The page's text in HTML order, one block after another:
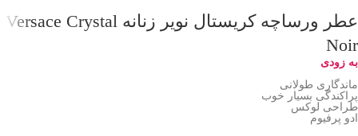
عطر ورساچه کریستال نویر زنانه Versace Crystal
Noir
به زودی
ماندگاری طولانی
پراکندگی بسیار خوب
طراحی لوکس
ادو پرفیوم